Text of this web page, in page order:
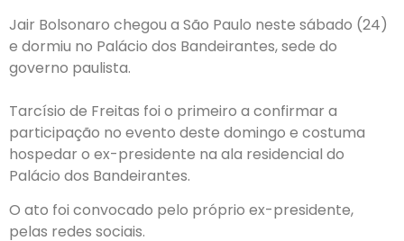
Jair Bolsonaro chegou a São Paulo neste sábado (24)
e dormiu no Palácio dos Bandeirantes, sede do
governo paulista.
Tarcísio de Freitas foi o primeiro a confirmar a
participação no evento deste domingo e costuma
hospedar o ex-presidente na ala residencial do
Palácio dos Bandeirantes.
O ato foi convocado pelo próprio ex-presidente,
pelas redes sociais.